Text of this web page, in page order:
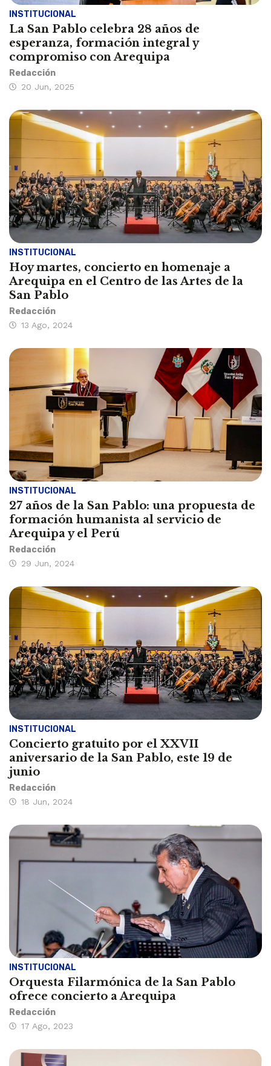
INSTITUCIONAL
La San Pablo celebra 28 años de
esperanza, formación integral y
compromiso con Arequipa
Redacción
20 Jun, 2025
INSTITUCIONAL
Hoy martes, concierto en homenaje a
Arequipa en el Centro de las Artes de la
San Pablo
Redacción
13 Ago, 2024
INSTITUCIONAL
27 años de la San Pablo: una propuesta de
formación humanista al servicio de
Arequipa y el Perú
Redacción
29 Jun, 2024
INSTITUCIONAL
Concierto gratuito por el XXVII
aniversario de la San Pablo, este 19 de
junio
Redacción
18 Jun, 2024
INSTITUCIONAL
Orquesta Filarmónica de la San Pablo
ofrece concierto a Arequipa
Redacción
17 Ago, 2023